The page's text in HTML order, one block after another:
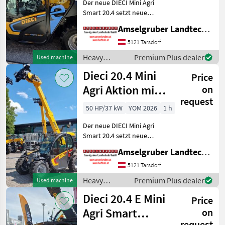
Dieci
13
Bobcat
8
Giant
6
Weidemann
6
Claas
3
JCB
2
Show
all 13
MARKETPLACE
Marketplace
Dealer
offers
Used machine
TOP
Der neue DIECI Mini Agri
Smart 20.4 setzt neue
Teleskopladermarkt. 100 %
Elektro! -Größte Kabine
(Baugleich vom Modell 26.6
Mini Agri) -Echt
Amselgruber Landtechnik GmbH
5121 Tarsdorf
Heavy
equipment/
construction
machines /
Dieci
Premium Plus dealer
Used machine
Dieci 20.4 Mini
Agri Aktion mit
Österreichpaket
Price
on
request
50 HP/37 kW YOM 2026
1 h
Der neue DIECI Mini Agri
Smart 20.4 setzt neue
Teleskopladermarkt. Stufe
5 Motor - -Größte Kabine
(Baugleich vom Modell 26.6
Mini Agri) -50
Amselgruber Landtechnik GmbH
5121 Tarsdorf
Heavy
equipment/
construction
machines /
Dieci
Premium Plus dealer
Dieci 20.4 E Mini
Agri Smart
Price
on